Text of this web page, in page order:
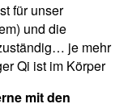
für unser
und die
je mehr
Qi ist im Körper
mit den